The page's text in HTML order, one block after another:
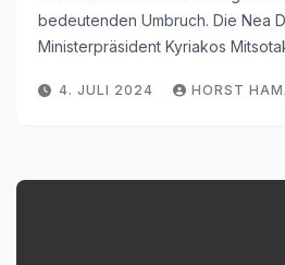
bedeutenden Umbruch. Die Nea
Ministerpräsident Kyriakos
4. JULI 2024 HORST